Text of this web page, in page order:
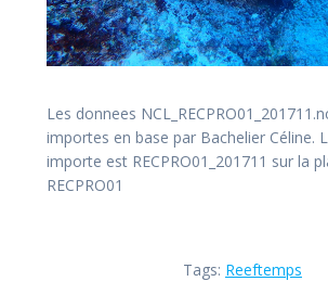
Les donnees
importes en base par Bachelier Céline.
importe est RECPRO01_201711 sur la
RECPRO01
Tags: Reeftemps